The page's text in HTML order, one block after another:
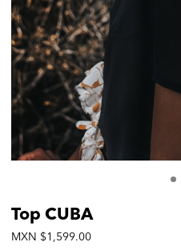
Top CUBA
MXN $1,599.00